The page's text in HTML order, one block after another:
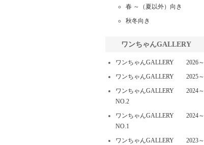
春 ～（夏以外）向き
秋冬向き
ワンちゃんGALLERY
ワンちゃんGALLERY 2026～
ワンちゃんGALLERY 2025～
ワンちゃんGALLERY 2024～
NO.2
ワンちゃんGALLERY 2024～
NO.1
ワンちゃんGALLERY 2023～